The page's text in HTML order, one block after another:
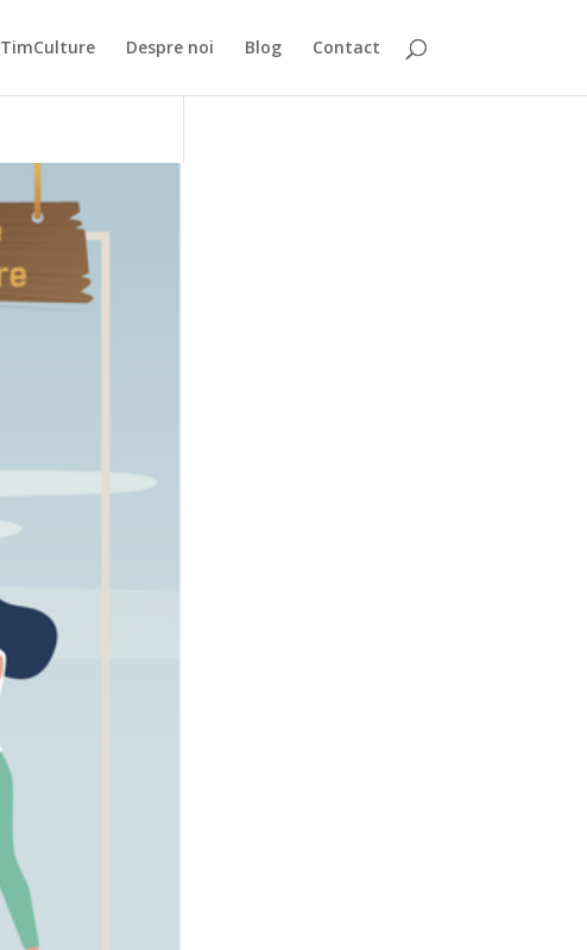
TimCulture Despre noi Blog Contact